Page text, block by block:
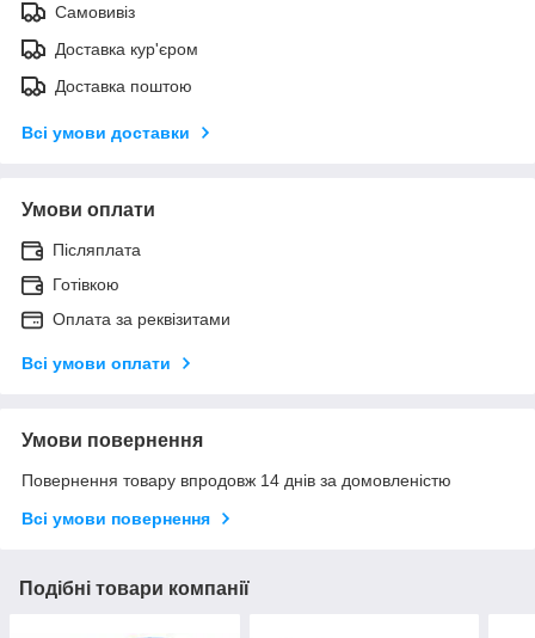
Самовивіз
Доставка кур'єром
Доставка поштою
Всі умови доставки
Умови оплати
Післяплата
Готівкою
Оплата за реквізитами
Всі умови оплати
Умови повернення
Повернення товару впродовж 14 днів за домовленістю
Всі умови повернення
Подібні товари компанії